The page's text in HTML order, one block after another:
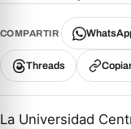
COMPARTIR
Threads
La Universidad